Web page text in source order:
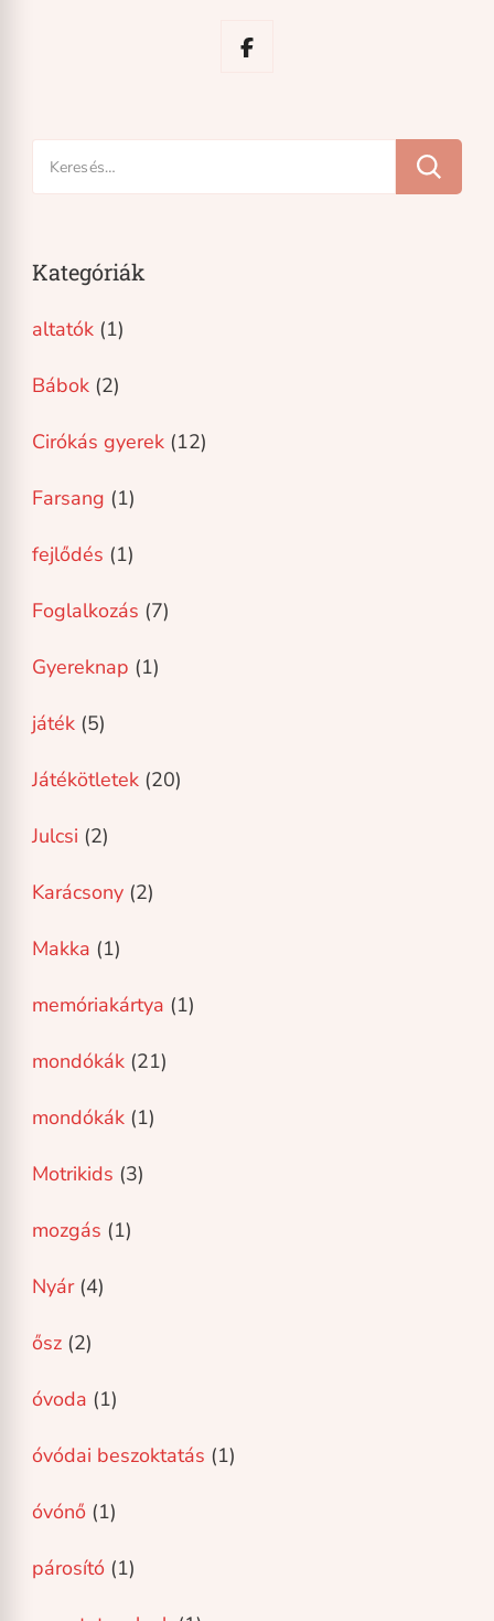
Keresés:
Kategóriák
altatók (1)
Bábok (2)
Cirókás gyerek (12)
Farsang (1)
fejlődés (1)
Foglalkozás (7)
Gyereknap (1)
játék (5)
Játékötletek (20)
Julcsi (2)
Karácsony (2)
Makka (1)
memóriakártya (1)
mondókák (21)
mondókák (1)
Motrikids (3)
mozgás (1)
Nyár(4)
ősz (2)
óvoda (1)
óvódai beszoktatás (1)
óvónő (1)
párosító (1)